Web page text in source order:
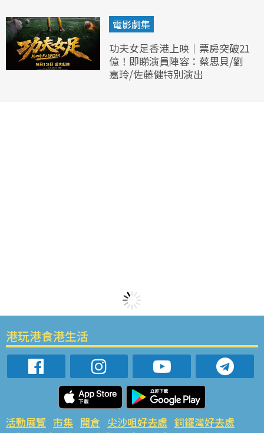
電影劇集
功夫女足香港上映｜票房突破21
億！即睇演員陣容：蔡思貝/劉
嘉玲/佐藤健特別演出
港玩港食港生活
活動展覽 市集 開倉 尖沙咀好去處 銅鑼灣好去處